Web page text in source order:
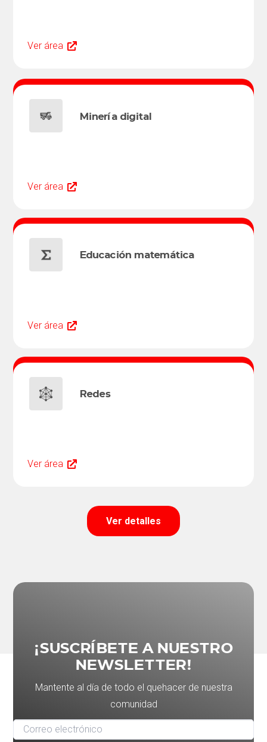
Ver área
Minería digital
Ver área
Educación matemática
Ver área
Redes
Ver área
Ver detalles
¡SUSCRÍBETE A NUESTRO
NEWSLETTER!
Mantente al día de todo el quehacer de nuestra
comunidad